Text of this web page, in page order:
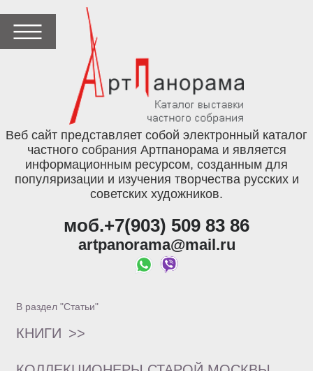
Веб сайт представляет собой электронный каталог
частного собрания Артпанорама и является
информационным ресурсом, созданным для
популяризации и изучения творчества русских и
советских художников.
моб.+7(903) 509 83 86
artpanorama@mail.ru
В раздел "Статьи"
КНИГИ >>